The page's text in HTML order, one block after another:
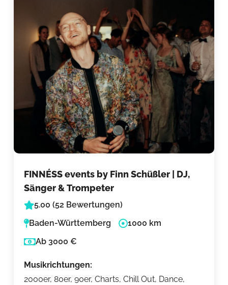
FINNÉSS events by Finn Schüßler | DJ,
Sänger & Trompeter
5.00 (52 Bewertungen)
Baden-Württemberg
1000 km
Ab 3000 €
Musikrichtungen:
2000er, 80er, 90er, Charts, Chill Out, Dance,